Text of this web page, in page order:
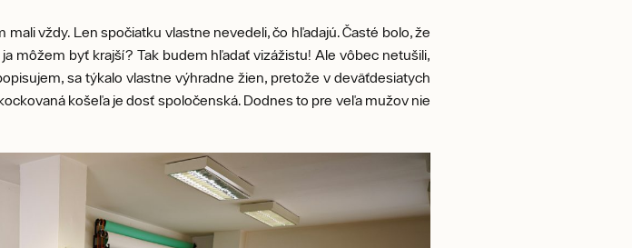
vždy. Len spočiatku vlastne nevedeli, čo hľadajú. Časté bolo, že
môžem byť krajší? Tak budem hľadať vizážistu! Ale vôbec netušili,
sa týkalo vlastne výhradne žien, pretože v deväťdesiatych
košeľa je dosť spoločenská. Dodnes to pre veľa mužov nie